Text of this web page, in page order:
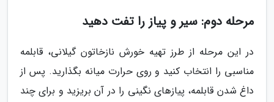
مرحله دوم: سیر و پیاز را تفت دهید
در این مرحله از طرز تهیه خورش نازخاتون گیلانی، قابلمه
مناسبی را انتخاب کنید و روی حرارت میانه بگذارید. پس از
داغ شدن قابلمه، پیازهای نگینی را در آن بریزید و برای چند